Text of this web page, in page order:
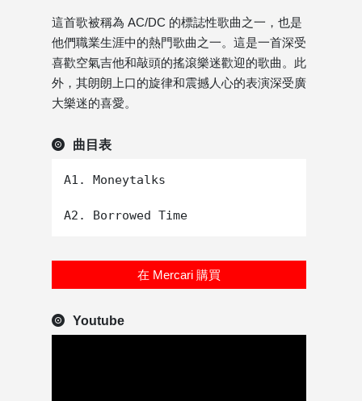
這首歌被稱為 AC/DC 的標誌性歌曲之一，也是
他們職業生涯中的熱門歌曲之一。這是一首深受
喜歡空氣吉他和敲頭的搖滾樂迷歡迎的歌曲。此
外，其朗朗上口的旋律和震撼人心的表演深受廣
大樂迷的喜愛。
曲目表
A1. Moneytalks
在 Mercari 購買
Youtube